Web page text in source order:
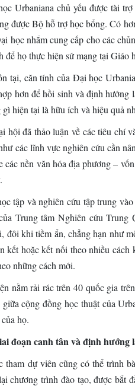
Urbaniana chủ yếu được tài
được Bộ hỗ trợ học bổng. Có
học nhắm cung cấp cho các
họ thực hiện sứ mạng tại Giáo
tại, căn tính của Đại học
hơn để hồi sinh và định
hiện tại là hữu ích và hiệu quả
hội đã thảo luận về các tiêu chí
các lĩnh vực nghiên cứu cần
các nền văn hóa địa phương –
tập và nghiên cứu tập trung
Trung tâm Nghiên cứu
đôi khi tiềm ẩn, chẳng hạn như
kết hoặc kết nối theo nhiều
những cách mới.
nằm rải rác trên 40 quốc gia
cộng đồng học thuật của
họ.
đoạn canh tân và định hướng
tham dự viên cũng có thể trình
chương trình đào tạo, được